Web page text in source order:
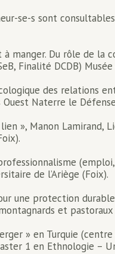
se-s sont
manger. Du rôle de la
Finalité DCDB)
des relations
Ouest Naterre le Défense
», Manon
de l’Ariège (Foix).
une protection
et
» en Turquie
1 en Ethnologie –